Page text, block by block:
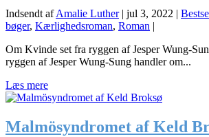
Indsendt afAmalie Luther| jul 3, 2022 |
bøger, Kærlighedsroman, Roman |
Om Kvinde set fra ryggen af Jesper Wung-
ryggen af Jesper Wung-Sung handler om...
Læs mere
Malmösyndromet af Keld